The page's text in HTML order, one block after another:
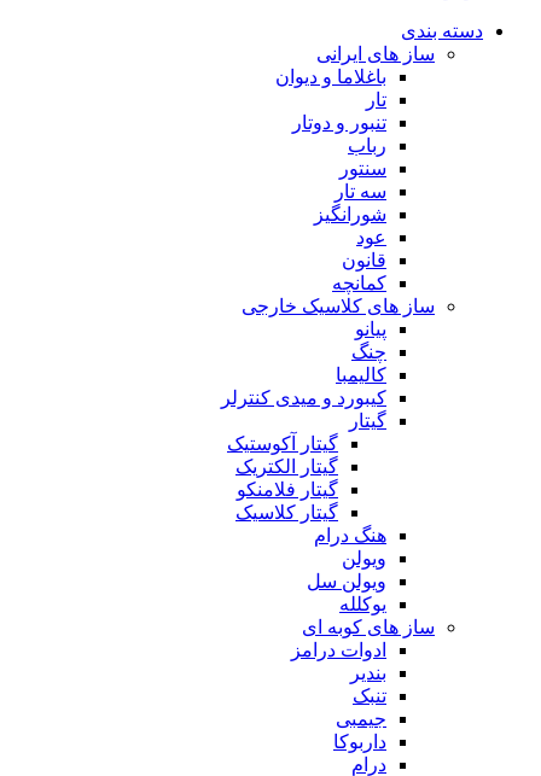
دسته بندی
ساز های ایرانی
باغلاما و دیوان
تار
تنبور و دوتار
رباب
سنتور
سه تار
شورانگیز
عود
قانون
کمانچه
ساز های کلاسیک خارجی
پیانو
چنگ
کالیمبا
کیبورد و میدی کنترلر
گیتار
گیتار آکوستیک
گیتار الکتریک
گیتار فلامنکو
گیتار کلاسیک
هنگ درام
ویولن
ویولن سل
یوکلله
ساز های کوبه ای
ادوات درامز
بندیر
تنبک
جیمبی
داربوکا
درام